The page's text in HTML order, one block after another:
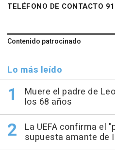
TELÉFONO DE CONTACTO
Contenido patrocinado
Lo más leído
Muere el padre de
los 68 años
La UEFA confirma el
supuesta amante de